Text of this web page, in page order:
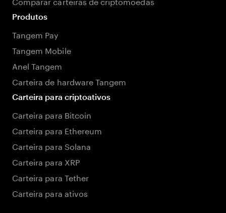
Produtos
Tangem Pay
Tangem Mobile
Anel Tangem
Carteira de hardware Tangem
Carteira para criptoativos
Carteira para Bitcoin
Carteira para Ethereum
Carteira para Solana
Carteira para XRP
Carteira para Tether
Carteira para ativos